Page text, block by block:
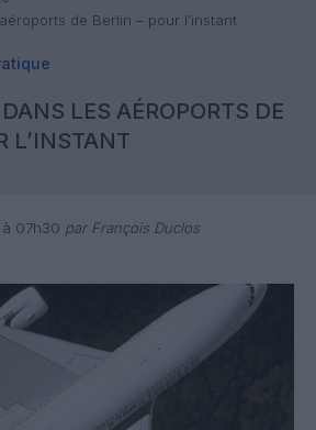
de Berlin – pour l’instant
LES AÉROPORTS DE
L’INSTANT
à 07h30 par François Duclos